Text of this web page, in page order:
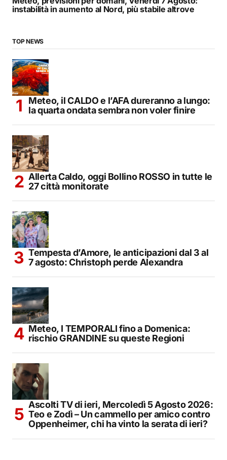
instabilità in aumento al Nord, più stabile altrove
TOP NEWS
Meteo, il CALDO e l’AFA dureranno a lungo:
la quarta ondata sembra non voler finire
Allerta Caldo, oggi Bollino ROSSO in tutte le
27 città monitorate
Tempesta d’Amore, le anticipazioni dal 3 al
7 agosto: Christoph perde Alexandra
Meteo, I TEMPORALI fino a Domenica:
rischio GRANDINE su queste Regioni
Ascolti TV di ieri, Mercoledì 5 Agosto 2026:
Teo e Zodì – Un cammello per amico contro
Oppenheimer, chi ha vinto la serata di ieri?